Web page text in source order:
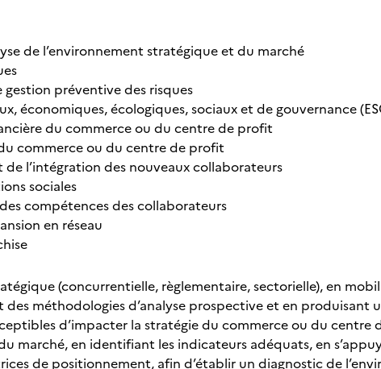
de l’environnement stratégique et du marché
gestion préventive des risques
économiques, écologiques, sociaux et de gouvernance
du commerce ou du centre de profit
commerce ou du centre de profit
l’intégration des nouveaux collaborateurs
sociales
compétences des collaborateurs
en réseau
(concurrentielle, règlementaire, sectorielle), en
méthodologies d’analyse prospective et en produisant
d’impacter la stratégie du commerce ou du centre
marché, en identifiant les indicateurs adéquats, en
de positionnement, afin d’établir un diagnostic de